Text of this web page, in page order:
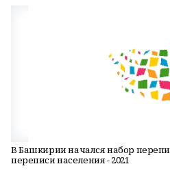
В Башкирии начался набор
переписи населения - 2021